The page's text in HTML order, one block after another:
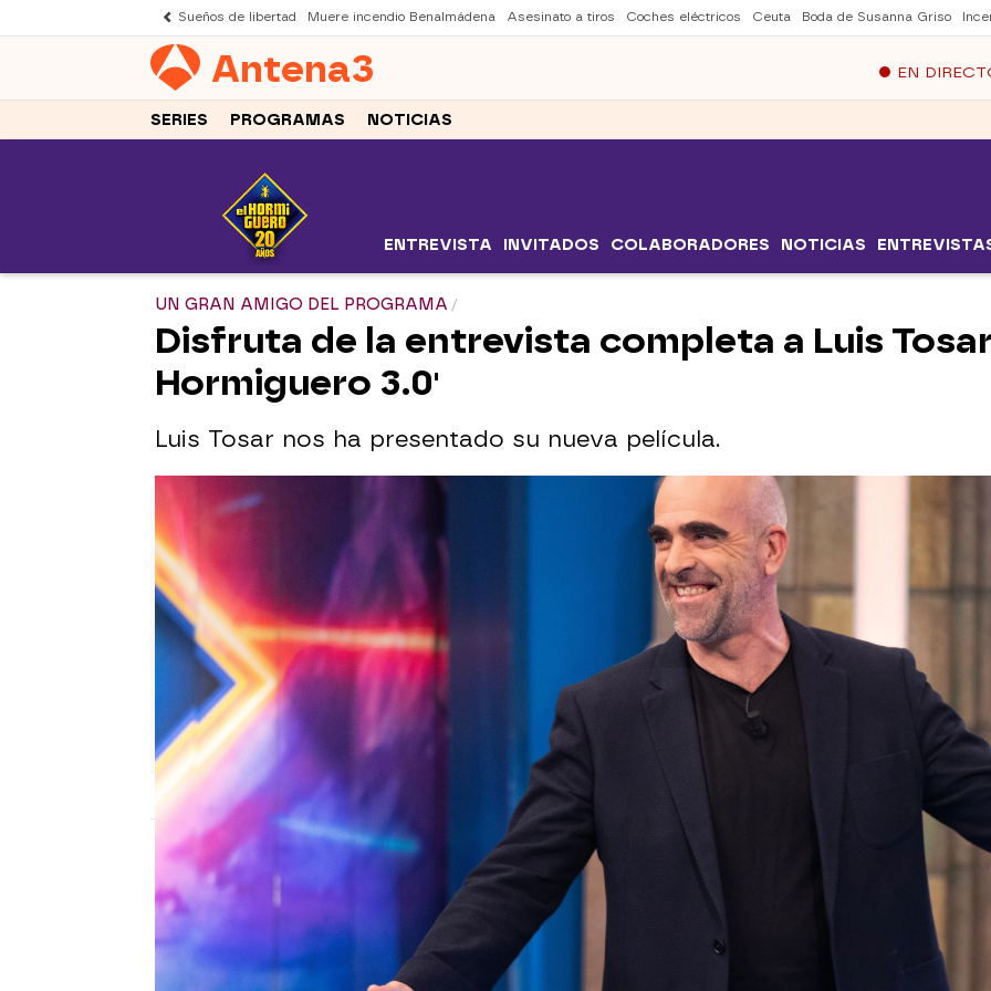
Sueños de libertad Muere incendio Benalmádena Asesinato a tiros Coches eléctricos Ceuta Boda de Susanna Griso
Antena3 EN
SERIES PROGRAMAS NOTICIAS
ENTREVISTA INVITADOS COLABORADORES NOTICIAS
UN GRAN AMIGO DEL PROGRAMA
Disfruta de la entrevista completa a Luis Tosar
Hormiguero 3.0'
Luis Tosar nos ha presentado su nueva película.
antena3.com
Madrid
Publicado: 20 de septiembre de 2021, 22:40
Luis Tosar se ha divertido en 'El Hormiguero 3.0' y nos ha
presentado su nueva película, titulada 'Maixabel'. Se trata del